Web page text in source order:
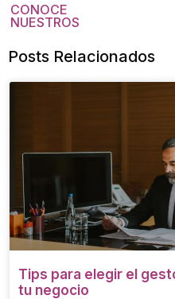
CONOCE
NUESTROS
Posts Relacionados
Tips para elegir el
tu negocio